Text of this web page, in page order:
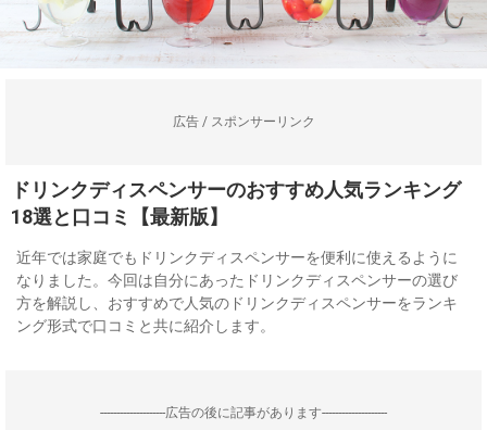
広告 / スポンサーリンク
ドリンクディスペンサーのおすすめ人気ランキング
18選と口コミ【最新版】
近年では家庭でもドリンクディスペンサーを便利に使えるように
なりました。今回は自分にあったドリンクディスペンサーの選び
方を解説し、おすすめで人気のドリンクディスペンサーをランキ
ング形式で口コミと共に紹介します。
--------------------広告の後に記事があります--------------------